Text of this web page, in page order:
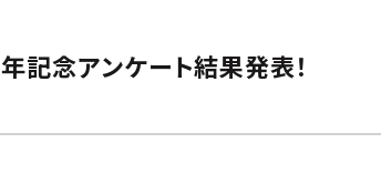
記念アンケート結果発表！